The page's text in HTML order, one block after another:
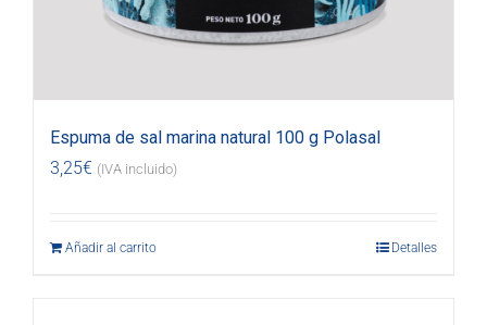
Espuma de sal marina natural 100 g Polasal
3,25€ (IVA incluido)
Añadir al carrito Detalles